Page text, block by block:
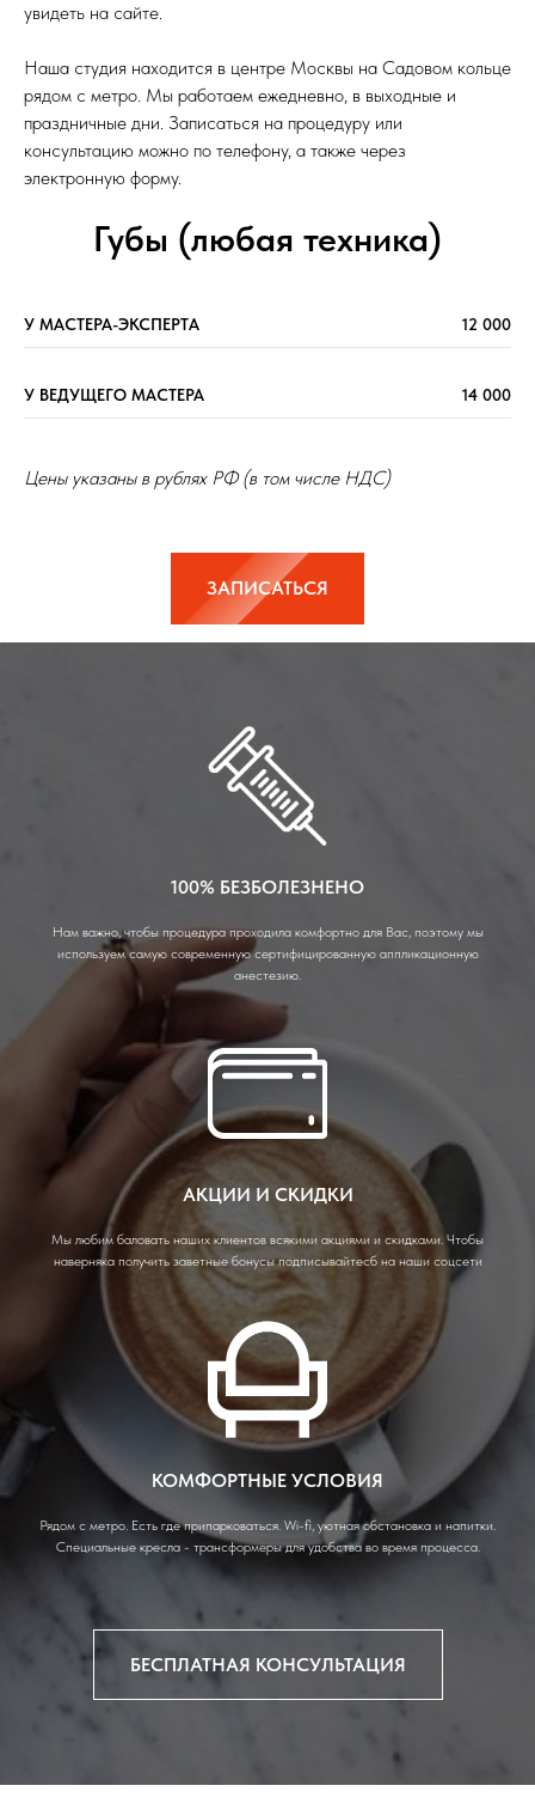
увидеть на сайте.
Наша студия находится в центре Москвы на Садовом кольце
рядом с метро. Мы работаем ежедневно, в выходные и
праздничные дни. Записаться на процедуру или
консультацию можно по телефону, а также через
электронную форму.
Губы (любая техника)
У МАСТЕРА-ЭКСПЕРТА 12 000
У ВЕДУЩЕГО МАСТЕРА 14 000
Цены указаны в рублях РФ (в том числе НДС)
ЗАПИСАТЬСЯ
100% БЕЗБОЛЕЗНЕНО
Нам важно, чтобы процедура проходила комфортно для Вас, поэтому мы
используем самую современную сертифицированную аппликационную
анестезию.
АКЦИИ И СКИДКИ
Мы любим баловать наших клиентов всякими акциями и скидками. Чтобы
наверняка получить заветные бонусы подписывайтесб на наши соцсети
КОМФОРТНЫЕ УСЛОВИЯ
Рядом с метро. Есть где припарковаться. Wi-fi, уютная обстановка и напитки.
Специальные кресла - трансформеры для удобства во время процесса.
БЕСПЛАТНАЯ КОНСУЛЬТАЦИЯ